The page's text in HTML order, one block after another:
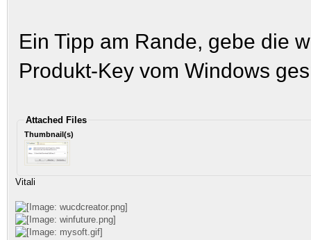
Ein Tipp am Rande, gebe die
Produkt-Key vom Windows
Attached Files
Thumbnail(s)
Vitali